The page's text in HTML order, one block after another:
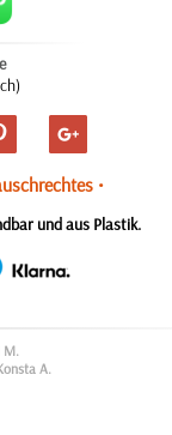
•
und aus Plastik.
M.
A.